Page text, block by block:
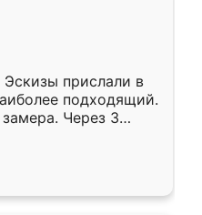
Эскизы прислали в
подходящий.
Через 3
Остались
Ренессанс
работу!